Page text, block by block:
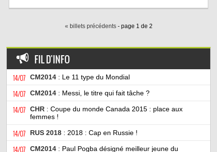
« billets précédents- page 1 de 2
FIL D'INFO
14/07 CM2014 : Le 11 type du Mondial
14/07 CM2014 : Messi, le titre qui fait tâche ?
14/07 CHR : Coupe du monde Canada 2015 : place aux
femmes !
14/07 RUS 2018 : 2018 : Cap en Russie !
14/07 CM2014 : Paul Pogba désigné meilleur jeune du